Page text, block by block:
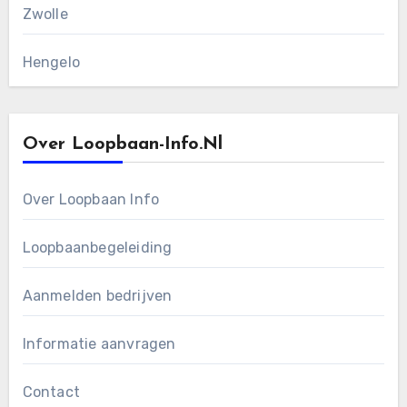
Zwolle
Hengelo
Over Loopbaan-Info.nl
Over Loopbaan Info
Loopbaanbegeleiding
Aanmelden bedrijven
Informatie aanvragen
Contact